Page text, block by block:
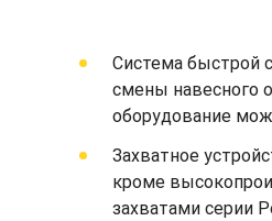
Система быстрой
смены навесного
оборудование
Захватное
кроме
захватами серии